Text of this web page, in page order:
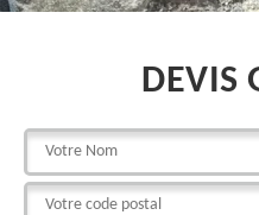
DEVIS